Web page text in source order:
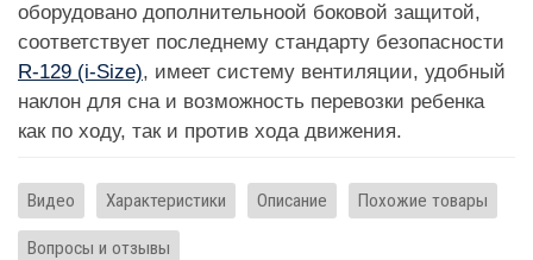
оборудовано дополнительноой боковой защитой,
соответствует последнему стандарту безопасности
R-129 (i-Size), имеет систему вентиляции, удобный
наклон для сна и возможность перевозки ребенка
как по ходу, так и против хода движения.
Видео Характеристики Описание Похожие товары
Вопросы и отзывы